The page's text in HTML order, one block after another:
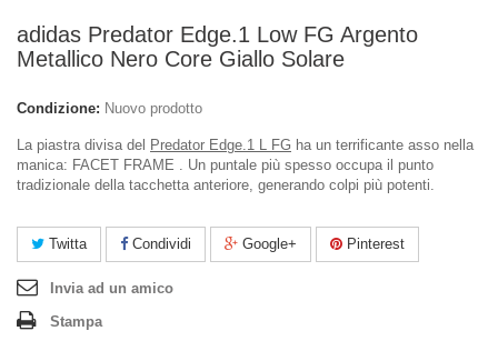
adidas Predator Edge.1 Low FG Argento
Metallico Nero Core Giallo Solare
Condizione: Nuovo prodotto
La piastra divisa del Predator Edge.1 L FG ha un terrificante asso nella
manica: FACET FRAME . Un puntale più spesso occupa il punto
tradizionale della tacchetta anteriore, generando colpi più potenti.
Twitta Condividi Google+ Pinterest
Invia ad un amico
Stampa